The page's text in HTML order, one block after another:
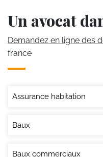
Un avocat
Demandez en ligne des
france
Assurance habitation
Baux
Baux commerciaux